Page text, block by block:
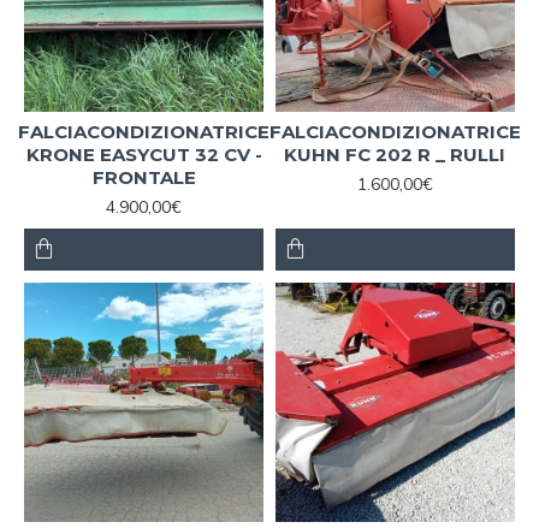
FALCIACONDIZIONATRICE
KRONE EASYCUT 32 CV -
FRONTALE
4.900,00€
FALCIACONDIZIONATRICE
KUHN FC 202 R _ RULLI
1.600,00€